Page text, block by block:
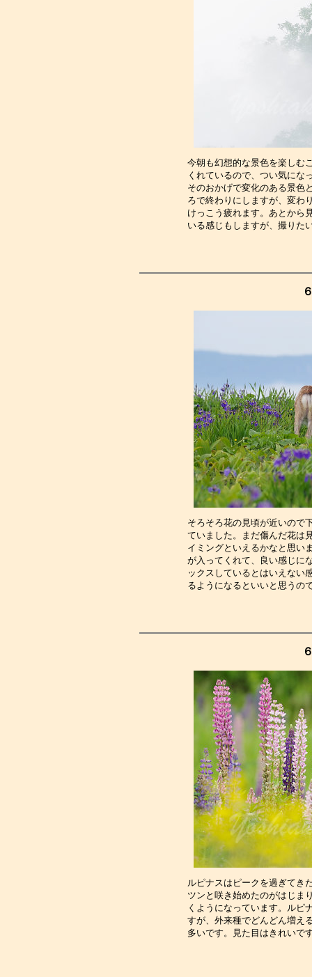
今朝も幻想的な景色を楽しむ
くれているので、つい気にな
そのおかげで変化のある景色
ろで終わりにしますが、変わ
けっこう疲れます。あとから
いる感じもしますが、撮
そろそろ花の見頃が近いので
ていました。まだ傷んだ花は
イミングといえるかなと思い
が入ってくれて、良い感じに
ックスしているとはいえない
るようになるといいと思
ルピナスはピークを過ぎてき
ツンと咲き始めたのがはじま
くようになっています。ルピ
すが、外来種でどんどん増え
多いです。見た目はきれい